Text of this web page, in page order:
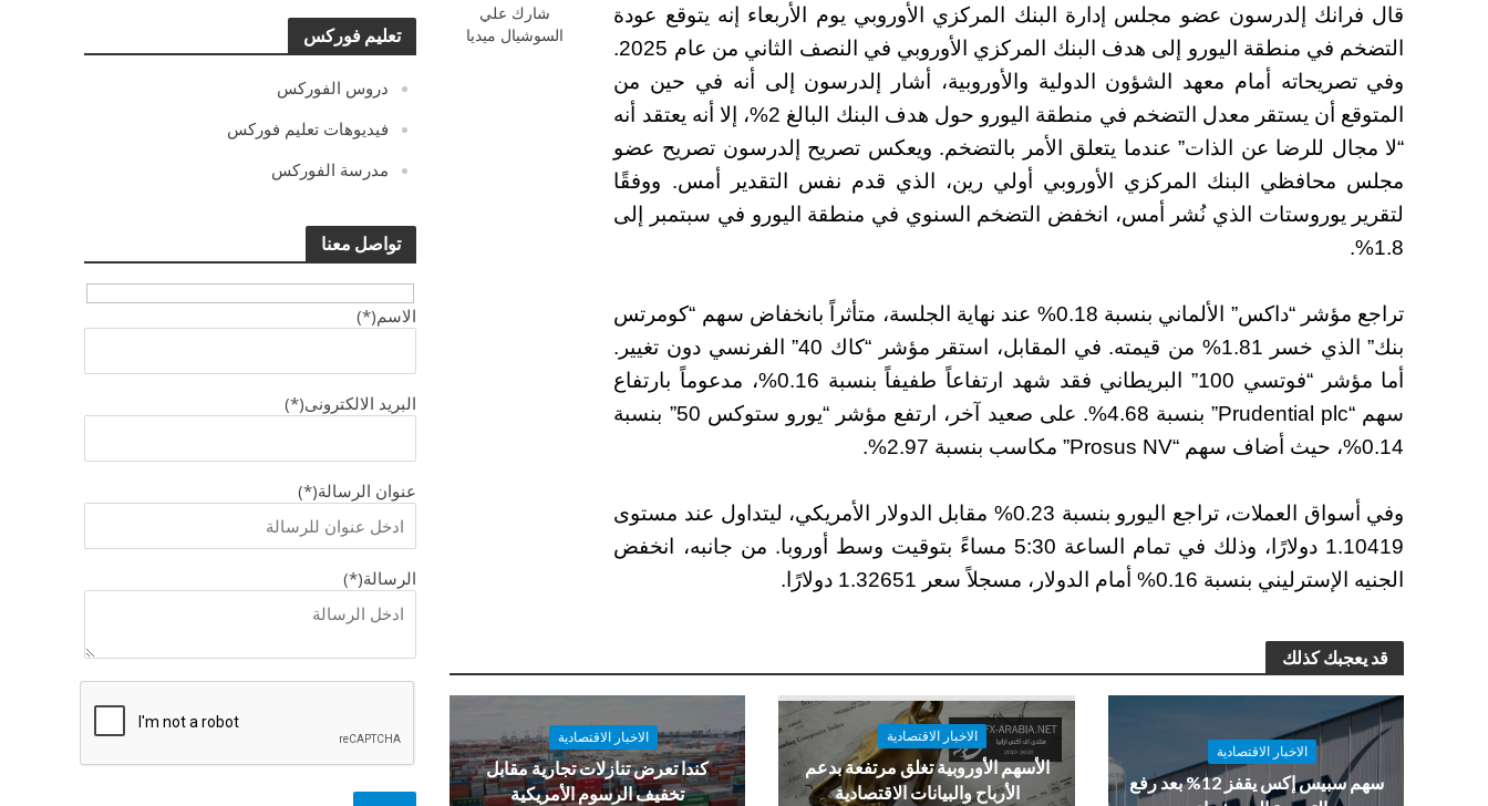
تعليم فوركس
دروس الفوركس
فيديوهات تعليم فوركس
مدرسة الفوركس
تواصل معنا
الاسم(*)
البريد الالكترونى(*)
عنوان الرسالة(*)
الرسالة(*)
شارك علي
السوشيال ميديا
قال فرانك إلدرسون عضو مجلس إدارة البنك المركزي الأوروبي يوم الأربعاء إنه يتوقع عودة
التضخم في منطقة اليورو إلى هدف البنك المركزي الأوروبي في النصف الثاني من عام 2025.
وفي تصريحاته أمام معهد الشؤون الدولية والأوروبية، أشار إلدرسون إلى أنه في حين من
المتوقع أن يستقر معدل التضخم في منطقة اليورو حول هدف البنك البالغ 2%، إلا أنه يعتقد أنه
“لا مجال للرضا عن الذات” عندما يتعلق الأمر بالتضخم. ويعكس تصريح إلدرسون تصريح عضو
مجلس محافظي البنك المركزي الأوروبي أولي رين، الذي قدم نفس التقدير أمس. ووفقًا
لتقرير يوروستات الذي نُشر أمس، انخفض التضخم السنوي في منطقة اليورو في سبتمبر إلى
1.8%.
تراجع مؤشر “داكس” الألماني بنسبة 0.18% عند نهاية الجلسة، متأثراً بانخفاض سهم “كومرتس
بنك” الذي خسر 1.81% من قيمته. في المقابل، استقر مؤشر “كاك 40” الفرنسي دون تغيير.
أما مؤشر “فوتسي 100” البريطاني فقد شهد ارتفاعاً طفيفاً بنسبة 0.16%، مدعوماً بارتفاع
سهم “Prudential plc” بنسبة 4.68%. على صعيد آخر، ارتفع مؤشر “يورو ستوكس 50” بنسبة
0.14%، حيث أضاف سهم “Prosus NV” مكاسب بنسبة 2.97%.
وفي أسواق العملات، تراجع اليورو بنسبة 0.23% مقابل الدولار الأمريكي، ليتداول عند مستوى
1.10419 دولارًا، وذلك في تمام الساعة 5:30 مساءً بتوقيت وسط أوروبا. من جانبه، انخفض
الجنيه الإسترليني بنسبة 0.16% أمام الدولار، مسجلاً سعر 1.32651 دولارًا.
قد يعجبك كذلك
الاخبار الاقتصادية
سهم سبيس إكس يقفز 12% بعد رفع
الاخبار الاقتصادية
الأسهم الأوروبية تغلق مرتفعة بدعم
الأرباح والبيانات الاقتصادية
الاخبار الاقتصادية
كندا تعرض تنازلات تجارية مقابل
تخفيف الرسوم الأمريكية